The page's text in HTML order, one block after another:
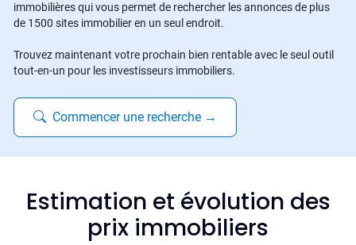
immobilières qui vous permet de rechercher les annonces de plus
de 1500 sites immobilier en un seul endroit.
Trouvez maintenant votre prochain bien rentable avec le seul outil
tout-en-un pour les investisseurs immobiliers.
Commencer une recherche →
Estimation et évolution des
prix immobiliers